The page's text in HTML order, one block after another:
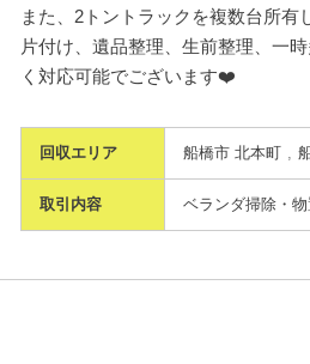
また、2トントラックを複数台所
片付け、遺品整理、生前整理、一
く対応可能でございます❤️
回収エリア 船橋市 北本町
取引内容 ベランダ掃除・